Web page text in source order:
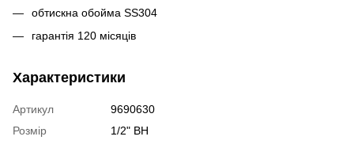
обтискна обойма SS304
гарантія 120 місяців
Характеристики
Артикул
9690630
Розмір
1/2" ВН